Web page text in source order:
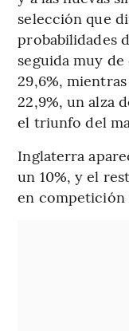
selección que
probabilidades
seguida muy
29,6%,
22,9%, un alza
el triunfo del
Inglaterra
un 10%, y el
en competición